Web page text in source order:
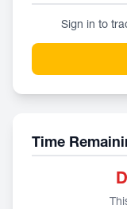
Sign in to
Time